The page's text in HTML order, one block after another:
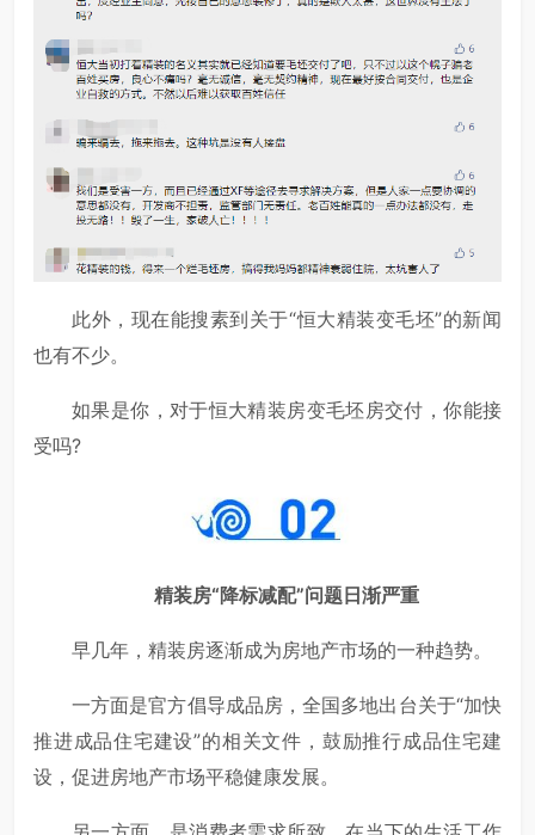
此外，现在能搜素到关于“恒大精装变毛坯”的新闻
也有不少。
如果是你，对于恒大精装房变毛坯房交付，你能接
受吗?
精装房“降标减配”问题日渐严重
早几年，精装房逐渐成为房地产市场的一种趋势。
一方面是官方倡导成品房，全国多地出台关于“加快
推进成品住宅建设”的相关文件，鼓励推行成品住宅建
设，促进房地产市场平稳健康发展。